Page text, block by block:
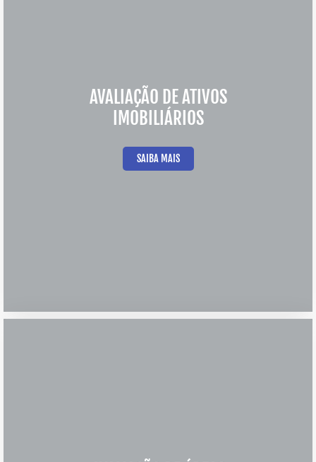
AVALIAÇÃO DE ATIVOS
IMOBILIÁRIOS
SAIBA MAIS